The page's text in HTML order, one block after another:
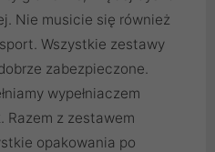
Nie musicie się również
Wszystkie zestawy
zabezpieczone.
wypełniaczem
Razem z zestawem
opakowania po